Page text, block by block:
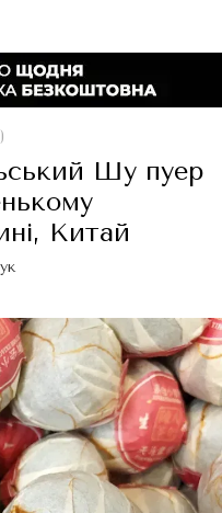
Шу пуер
Китай